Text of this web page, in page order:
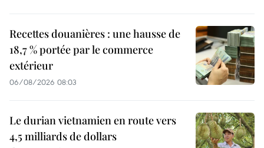
Recettes douanières : une hausse de
18,7 % portée par le commerce
extérieur
06/08/2026 08:03
Le durian vietnamien en route vers
4,5 milliards de dollars